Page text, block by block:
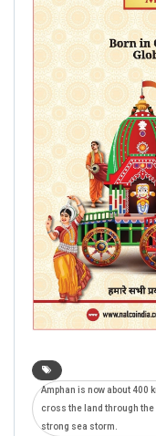
Amphan is now about 400
cross the land through the
strong sea storm.